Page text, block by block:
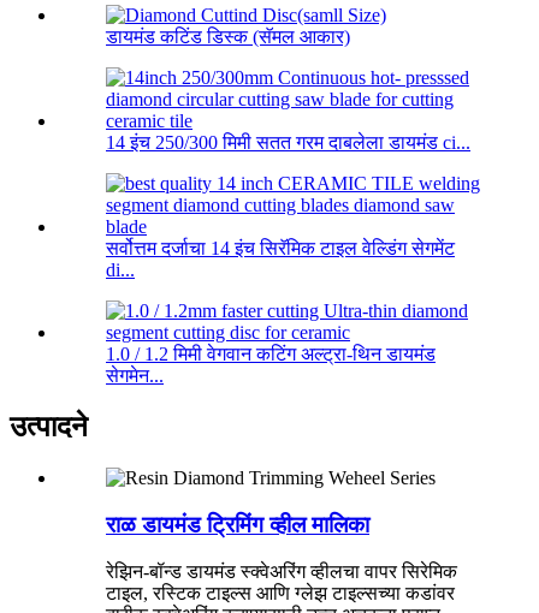
डायमंड कटिंड डिस्क (सॅमल आकार)
14 इंच 250/300 मिमी सतत गरम दाबलेला डायमंड ci...
सर्वोत्तम दर्जाचा 14 इंच सिरॅमिक टाइल वेल्डिंग सेगमेंट
di...
1.0 / 1.2 मिमी वेगवान कटिंग अल्ट्रा-थिन डायमंड
सेगमेन...
उत्पादने
राळ डायमंड ट्रिमिंग व्हील मालिका
रेझिन-बॉन्ड डायमंड स्क्वेअरिंग व्हीलचा वापर सिरेमिक
टाइल, रस्टिक टाइल्स आणि ग्लेझ टाइल्सच्या कडांवर